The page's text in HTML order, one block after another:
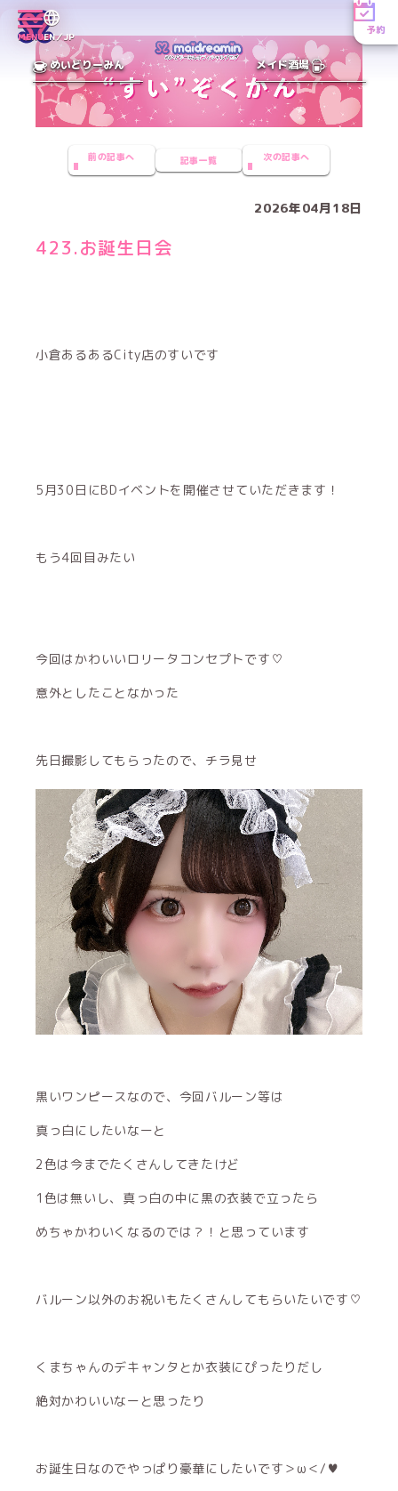
MENUEN／JP
予約
めいどりーみん メイド酒場
前の記事へ 記事一覧 次の記事へ
2026年04月18日
423.お誕生日会
小倉あるあるCity店のすいです
5月30日にBDイベントを開催させていただきます！
もう4回目みたい
今回はかわいいロリータコンセプトです♡
意外としたことなかった
先日撮影してもらったので、チラ見せ
黒いワンピースなので、今回バルーン等は
真っ白にしたいなーと
2色は今までたくさんしてきたけど
1色は無いし、真っ白の中に黒の衣装で立ったら
めちゃかわいくなるのでは？！と思っています
バルーン以外のお祝いもたくさんしてもらいたいです♡
くまちゃんのデキャンタとか衣装にぴったりだし
絶対かわいいなーと思ったり
お誕生日なのでやっぱり豪華にしたいです＞ω＜/♥